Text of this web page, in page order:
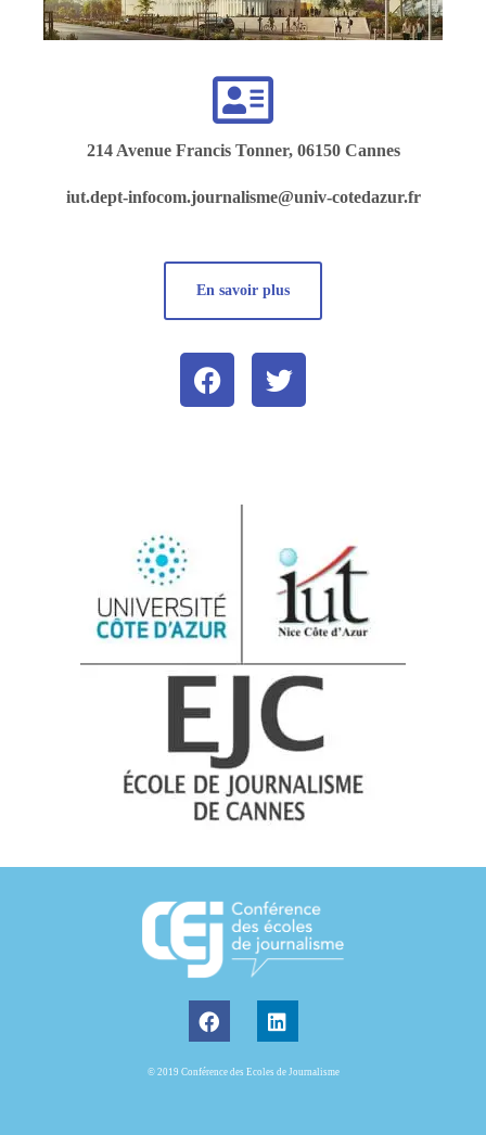
214 Avenue Francis Tonner, 06150 Cannes
iut.dept-infocom.journalisme@univ-cotedazur.fr
En savoir plus
© 2019 Conférence des Ecoles de Journalisme